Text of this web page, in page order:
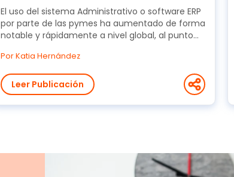
El uso del sistema Administrativo o software ERP
por parte de las pymes ha aumentado de forma
notable y rápidamente a nivel global, al punto
Por Katia Hernández
Leer Publicación